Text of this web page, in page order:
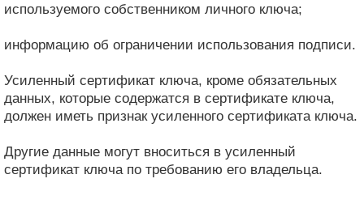
используемого собственником личного ключа;
информацию об ограничении использования подписи.
Усиленный сертификат ключа, кроме обязательных
данных, которые содержатся в сертификате ключа,
должен иметь признак усиленного сертификата ключа.
Другие данные могут вноситься в усиленный
сертификат ключа по требованию его владельца.